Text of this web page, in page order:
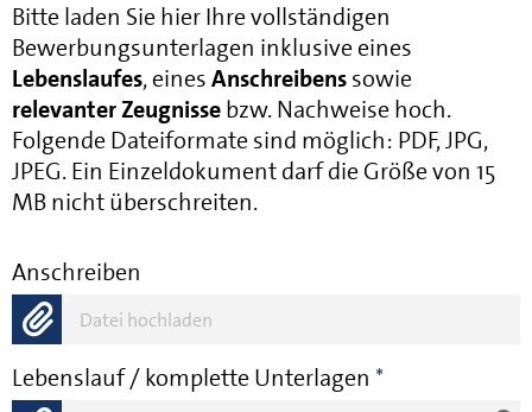
Bitte laden Sie hier Ihre vollständigen
Bewerbungsunterlagen inklusive eines
Lebenslaufes, einesAnschreibenssowie
relevanter Zeugnissebzw. Nachweise hoch.
Folgende Dateiformate sind möglich: PDF, JPG,
JPEG. Ein Einzeldokument darf die Größe von 15
MB nicht überschreiten.
Anschreiben
Datei hochladen
Lebenslauf / komplette Unterlagen *